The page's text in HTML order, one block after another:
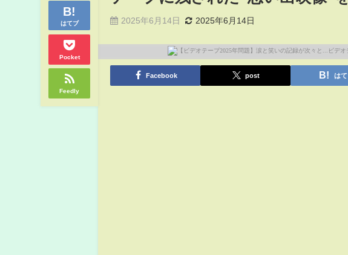
はてブ
Pocket
Feedly
2025年6月14日 2025年6月14日
Facebook post は